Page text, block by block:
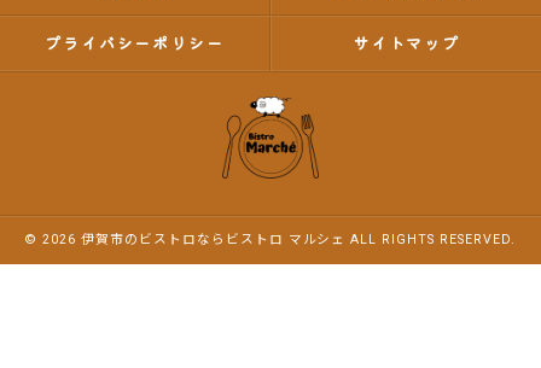
プライバシーポリシー サイトマップ
© 2026 伊賀市のビストロならビストロ マルシェ ALL RIGHTS RESERVED.